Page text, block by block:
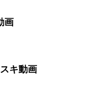
画
キ動画